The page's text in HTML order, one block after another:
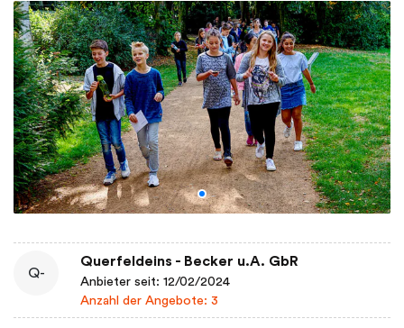
Q-
Querfeldeins - Becker u.A. GbR
Anbieter seit: 12/02/2024
Anzahl der Angebote: 3